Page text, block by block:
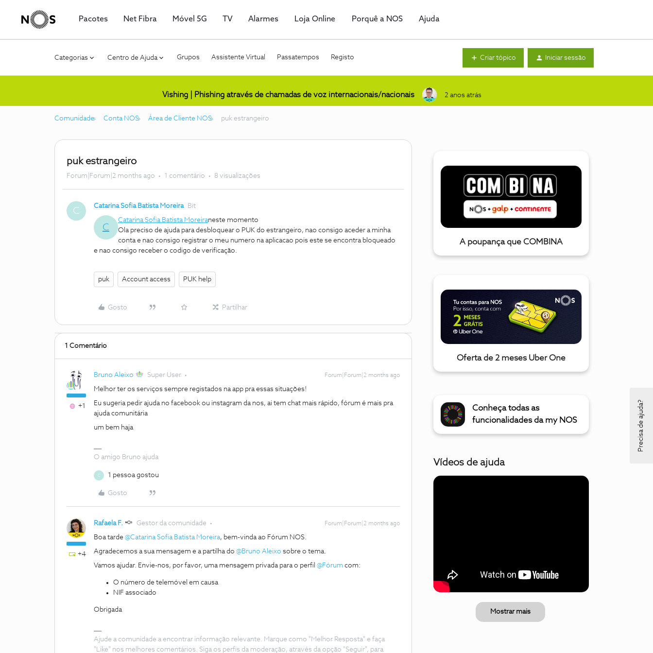
Pacotes Net Fibra Móvel 5G TV Alarmes Loja Online Porquê a NOS Ajuda
Categorias Centro de Ajuda Grupos Assistente Virtual Passatempos Registo Criar tópico Iniciar sessão
Vishing | Phishing através de chamadas de voz internacionais/nacionais 2 anos atrás
Comunidade Conta NOS Área de Cliente NOS puk estrangeiro
puk estrangeiro
Forum|Forum|2 months ago 1 comentário 8 visualizações
C Catarina Sofia Batista Moreira Bit
C
Catarina Sofia Batista Moreiraneste momento
Ola preciso de ajuda para desbloquear o PUK do estrangeiro, nao consigo aceder a minha
conta e nao consigo registrar o meu numero na aplicacao pois este se encontra bloqueado
e nao consigo receber o codigo de verificação.
puk Account access PUK help
Gosto Partilhar
1 Comentário
+1
Bruno Aleixo Super User Forum|Forum|2 months ago
Melhor ter os serviços sempre registados na app pra essas situações!
Eu sugeria pedir ajuda no facebook ou instagram da nos, ai tem chat mais rápido, fórum é mais pra
ajuda comunitária
um bem haja
O amigo Bruno ajuda
C 1 pessoa gostou
Gosto
+4
Rafaela F. Gestor da comunidade Forum|Forum|2 months ago
Boa tarde ​ @Catarina Sofia Batista Moreira, bem-vinda ao Fórum NOS.
Agradecemos a sua mensagem e a partilha do ​ @Bruno Aleixo sobre o tema.
Vamos ajudar. Envie-nos, por favor, uma mensagem privada para o perfil ​ @Fórum com:
O número de telemóvel em causa
NIF associado
Obrigada
Ajude a comunidade a encontrar informação relevante. Marque como "Melhor Resposta" e faça
"Like" nos melhores comentários. Siga os perfis da moderação, através da opção "Seguir", para
A poupança que COMBINA
Oferta de 2 meses Uber One
Conheça todas as
funcionalidades da my NOS
Vídeos de ajuda
Mostrar mais
Precisa de ajuda?